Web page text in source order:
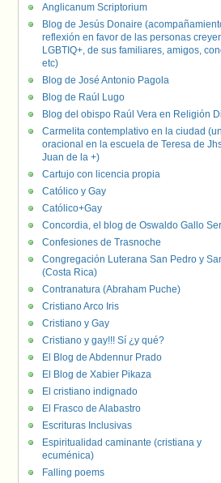
Anglicanum Scriptorium
Blog de Jesús Donaire
reflexión en favor de las personas
LGBTIQ+, de sus familiares, amigos,
etc)
Blog de José Antonio Pagola
Blog de Raúl Lugo
Blog del obispo Raúl Vera en Religión
Carmelita contemplativo en la ciudad
oracional en la escuela de Teresa de
Juan de la +)
Cartujo con licencia propia
Católico y Gay
Católico+Gay
Concordia, el blog de Oswaldo Gallo
Confesiones de Trasnoche
Congregación Luterana San Pedro y
(Costa Rica)
Contranatura (Abraham Puche)
Cristiano Arco Iris
Cristiano y Gay
Cristiano y gay!!! Sí ¿y qué?
El Blog de Abdennur Prado
El Blog de Xabier Pikaza
El cristiano indignado
El Frasco de Alabastro
Escrituras Inclusivas
Espiritualidad caminante (cristiana y
ecuménica)
Falling poems